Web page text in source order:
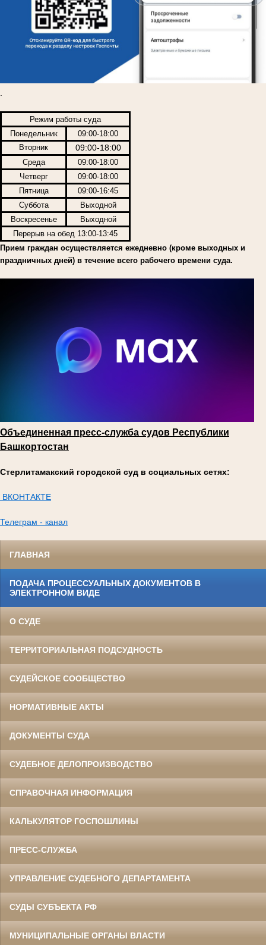
Режим работы суда
Понедельник
09:00-18:00
Вторник
09:00-18:00
Среда
09:00-18:00
Четверг
09:00-18:00
Пятница
09:00-16:45
Суббота
Выходной
Воскресенье
Выходной
Перерыв на обед 13:00-13:45
Прием граждан осуществляется ежедневно (кроме выходных и
праздничных дней) в течение всего рабочего времени суда.
Объединенная пресс-служба судов Республики
Башкортостан
Стерлитамакский городской суд в социальных сетях:
ВКОНТАКТЕ
Телеграм - канал
ГЛАВНАЯ
ПОДАЧА ПРОЦЕССУАЛЬНЫХ ДОКУМЕНТОВ В
ЭЛЕКТРОННОМ ВИДЕ
О СУДЕ
ТЕРРИТОРИАЛЬНАЯ ПОДСУДНОСТЬ
СУДЕЙСКОЕ СООБЩЕСТВО
НОРМАТИВНЫЕ АКТЫ
ДОКУМЕНТЫ СУДА
СУДЕБНОЕ ДЕЛОПРОИЗВОДСТВО
СПРАВОЧНАЯ ИНФОРМАЦИЯ
КАЛЬКУЛЯТОР ГОСПОШЛИНЫ
ПРЕСС-СЛУЖБА
УПРАВЛЕНИЕ СУДЕБНОГО ДЕПАРТАМЕНТА
СУДЫ СУБЪЕКТА РФ
МУНИЦИПАЛЬНЫЕ ОРГАНЫ ВЛАСТИ